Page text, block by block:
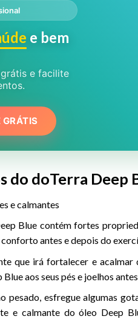
e bem
grátis e facilite
GRÁTIS
do doTerra Deep
e calmantes
Blue contém fortes
antes e depois do
que irá fortalecer e
aos seus pés e joelhos
pesado, esfregue algumas
e calmante do óleo Deep